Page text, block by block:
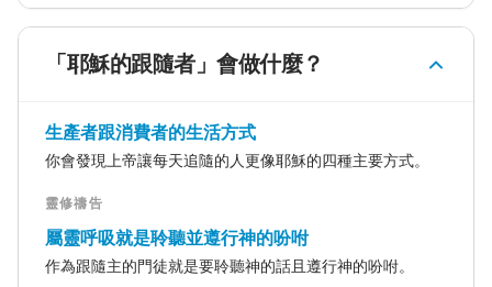
「耶穌的跟隨者」會做什麼？
生產者跟消費者的生活方式
你會發現上帝讓每天追隨的人更像耶穌的四種主要方式。
靈修禱告
屬靈呼吸就是聆聽並遵行神的吩咐
作為跟隨主的門徒就是要聆聽神的話且遵行神的吩咐。